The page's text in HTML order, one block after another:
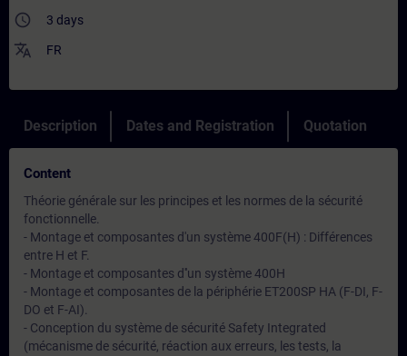
access_time 3 days
translate FR
Description Dates and Registration Quotation
Content
Théorie générale sur les principes et les normes de la sécurité
fonctionnelle.
- Montage et composantes d'un système 400F(H) : Différences
entre H et F.
- Montage et composantes d''un système 400H
- Montage et composantes de la périphérie ET200SP HA (F-DI, F-
DO et F-AI).
- Conception du système de sécurité Safety Integrated
(mécanisme de sécurité, réaction aux erreurs, les tests, la